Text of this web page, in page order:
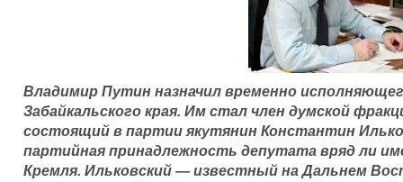
Владимир Путин назначил временно
Забайкальского края. Им стал член думской
состоящий в партии якутянин Константин
партийная принадлежность депутата вряд ли
Кремля. Ильковский — известный на Дальнем